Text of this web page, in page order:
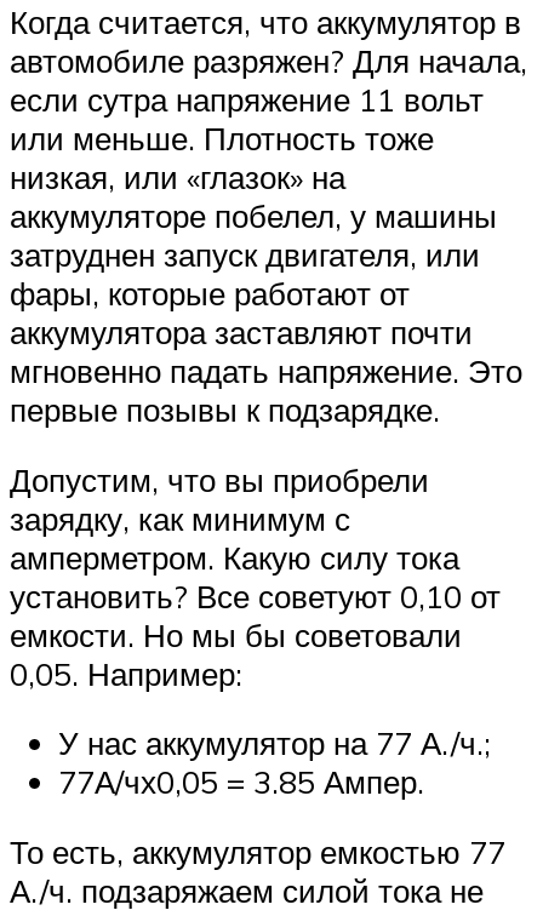
Когда считается, что аккумулятор в
автомобиле разряжен? Для начала,
если сутра напряжение 11 вольт
или меньше. Плотность тоже
низкая, или «глазок» на
аккумуляторе побелел, у машины
затруднен запуск двигателя, или
фары, которые работают от
аккумулятора заставляют почти
мгновенно падать напряжение. Это
первые позывы к подзарядке.
Допустим, что вы приобрели
зарядку, как минимум с
амперметром. Какую силу тока
установить? Все советуют 0,10 от
емкости. Но мы бы советовали
0,05. Например:
У нас аккумулятор на 77 А./ч.;
77А/чх0,05 = 3.85 Ампер.
То есть, аккумулятор емкостью 77
А./ч. подзаряжаем силой тока не